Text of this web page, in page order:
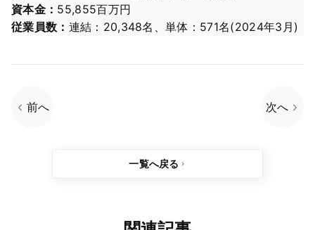
資本金： 55,855百万円
従業員数： 連結：20,348名、単体：571名(2024年3月)
前へ 次へ
一覧へ戻る